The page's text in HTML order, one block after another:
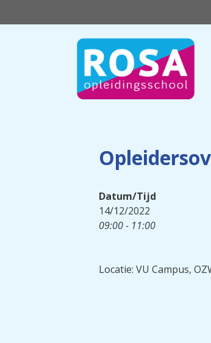
naar
Datum/Tijd
14/12/2022
09:00 - 11:00
Locatie: VU Campus,